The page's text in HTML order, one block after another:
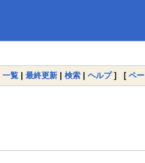
一覧 | 最終更新 | 検索 | ヘルプ] [ ペ